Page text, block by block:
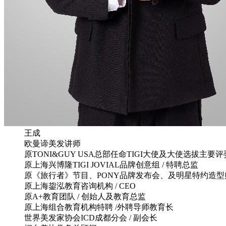
王成
欧曼谛美发讲师
原TONI&GUY USA总部任命TIGI大使及大使选拔主要评
原上海兴博隆TIGI JOVIAL品牌创意组 / 特聘总监
原《旅行者》节目、PONY品牌发布会、及明星特约造型
原上海鋆泓教育咨询机构 / CEO
原A+教育团队 / 创始人及教育总监
原上海组合教育机构特聘 /外聘导师教育长
世界美发家协会ICD成都分会 / 副会长